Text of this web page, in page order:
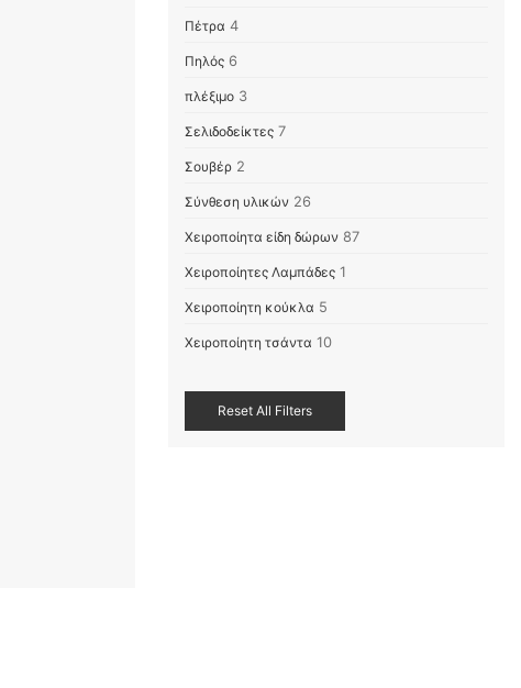
Πέτρα 4
Πηλός 6
πλέξιμο 3
Σελιδοδείκτες 7
Σουβέρ 2
Σύνθεση υλικών 26
Χειροποίητα είδη δώρων 87
Χειροποίητες Λαμπάδες 1
Χειροποίητη κούκλα 5
Χειροποίητη τσάντα 10
Reset All Filters